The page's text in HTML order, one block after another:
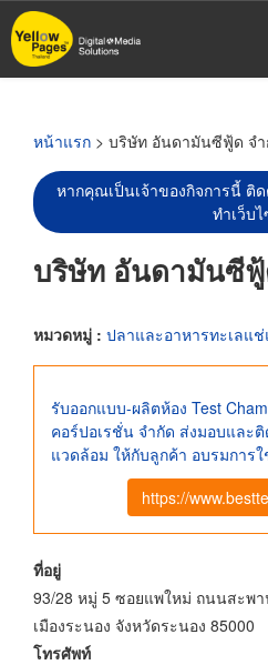
ข้าม
ไป
หน้าแรก > บริษัท อันดามันซีฟู้ด จ
หากคุณเป็นเจ้าของกิจการนี้ ติ
ทำเว็บ
บริษัท อันดามันซี
หมวดหมู่ : ปลาและอาหารทะเลแ
รับออกแบบ-ผลิตห้อง Test
คอร์ปอเรชั่น จำกัด ส่งมอบและ
แวดล้อม ให้กับลูกค้า อบรมการ
https://
ที่อยู่
93/28 หมู่ 5 ซอยแพใหม่ ถนนสะพ
เมืองระนอง จังหวัดระนอง 85000
โทรศัพท์